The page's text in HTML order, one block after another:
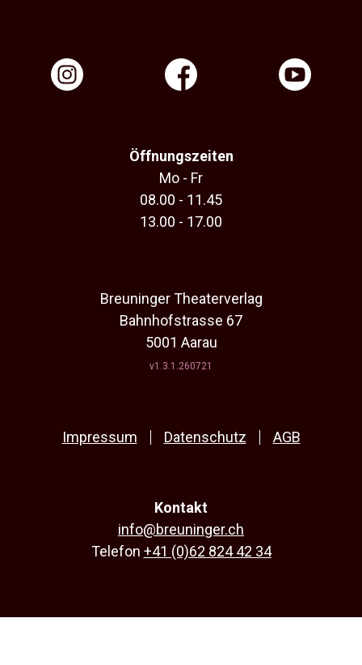
Öffnungszeiten
Mo - Fr
08.00 - 11.45
13.00 - 17.00
Breuninger Theaterverlag
Bahnhofstrasse 67
5001 Aarau
v1.3.1.260721
Impressum Datenschutz AGB
Kontakt
info@breuninger.ch
Telefon +41 (0)62 824 42 34